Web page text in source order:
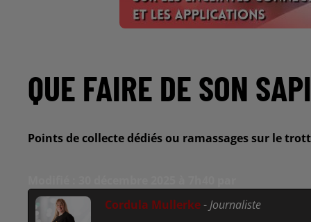
QUE FAIRE DE SON
Points de collecte dédiés ou ramassages sur le
Cordula Mullerke-Journaliste